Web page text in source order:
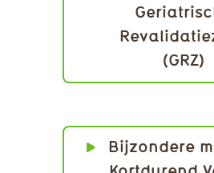
(GRZ)
Bijzondere